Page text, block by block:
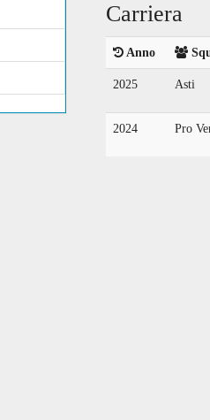
Carriera
Anno
2025 Asti
2024 Pro